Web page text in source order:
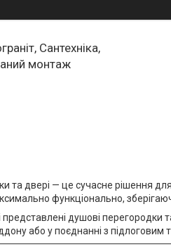
Сантехніка,
монтаж
та двері — це сучасне рішення
функціонально,
душові перегородки
або у поєднанні з підлоговим